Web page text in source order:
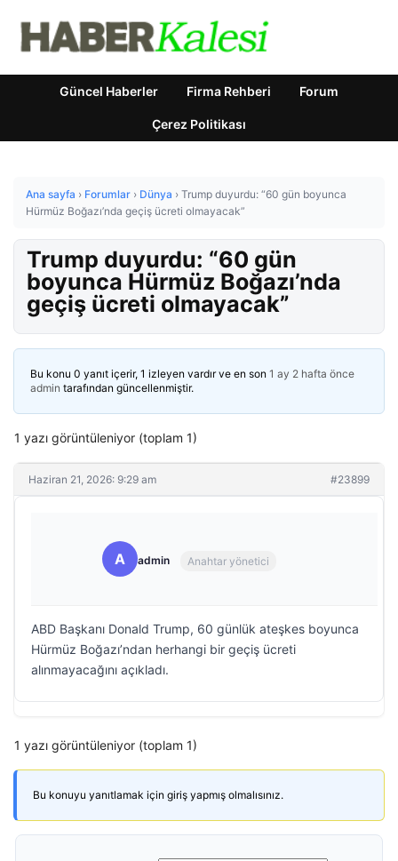
Güncel Haberler Firma Rehberi Forum
Çerez Politikası
Ana sayfa › Forumlar › Dünya › Trump duyurdu: “60 gün boyunca
Hürmüz Boğazı’nda geçiş ücreti olmayacak”
Trump duyurdu: “60 gün
boyunca Hürmüz Boğazı’nda
geçiş ücreti olmayacak”
Bu konu 0 yanıt içerir, 1 izleyen vardır ve en son 1 ay 2 hafta önce
admin tarafından güncellenmiştir.
1 yazı görüntüleniyor (toplam 1)
Haziran 21, 2026: 9:29 am #23899
A admin Anahtar yönetici
ABD Başkanı Donald Trump, 60 günlük ateşkes boyunca
Hürmüz Boğazı’ndan herhangi bir geçiş ücreti
alınmayacağını açıkladı.
1 yazı görüntüleniyor (toplam 1)
Bu konuyu yanıtlamak için giriş yapmış olmalısınız.